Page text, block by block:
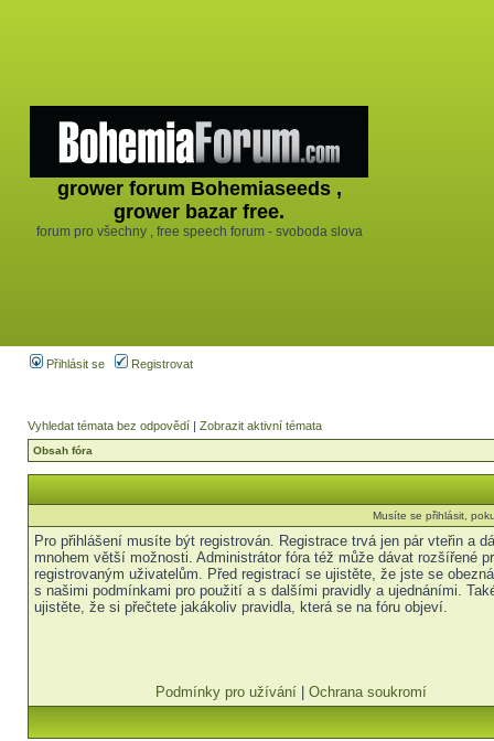
grower forum Bohemiaseeds ,
grower bazar free.
forum pro všechny , free speech forum - svoboda slova
Přihlásit se Registrovat
Vyhledat témata bez odpovědí | Zobrazit aktivní témata
Obsah fóra
Musíte se přihlásit,
Pro přihlášení musíte být registrován. Registrace trvá jen pár vteřin a
mnohem větší možnosti. Administrátor fóra též může dávat rozšířené
registrovaným uživatelům. Před registrací se ujistěte, že jste se
s našimi podmínkami pro použití a s dalšími pravidly a ujednáními.
ujistěte, že si přečtete jakákoliv pravidla, která se na fóru objeví.
Podmínky pro užívání Ochrana soukromí